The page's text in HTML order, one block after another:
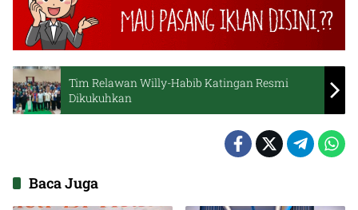
Tim Relawan Willy-Habib Katingan Resmi
Dikukuhkan
Baca Juga